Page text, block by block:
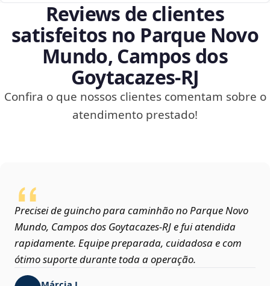
Reviews de clientes
satisfeitos no Parque Novo
Mundo, Campos dos
Goytacazes‑RJ
Confira o que nossos clientes comentam sobre o
atendimento prestado!
Precisei de guincho para caminhão no Parque Novo
Mundo, Campos dos Goytacazes‑RJ e fui atendida
rapidamente. Equipe preparada, cuidadosa e com
ótimo suporte durante toda a operação.